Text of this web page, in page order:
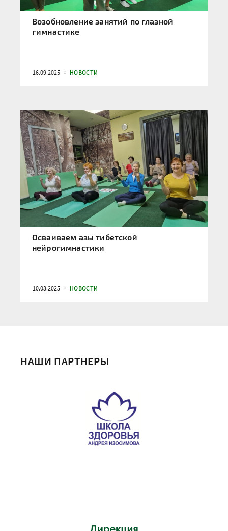
Возобновление занятий по глазной
гимнастике
16.09.2025 НОВОСТИ
Осваиваем азы тибетской
нейрогимнастики
10.03.2025 НОВОСТИ
НАШИ ПАРТНЕРЫ